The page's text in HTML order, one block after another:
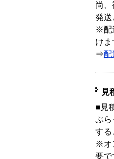
尚
発送
※配
けま
⇒配
見
■見
ぷら
する
※オ
要で